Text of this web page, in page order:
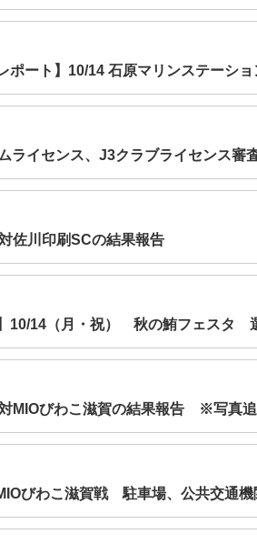
ポート】10/14 石原マリンステーシ
ライセンス、J3クラブライセンス審
佐川印刷SCの結果報告
】10/14（月・祝） 秋の鮪フェスタ
MIOびわこ滋賀の結果報告 ※写真
びわこ滋賀戦 駐車場、公共交通機